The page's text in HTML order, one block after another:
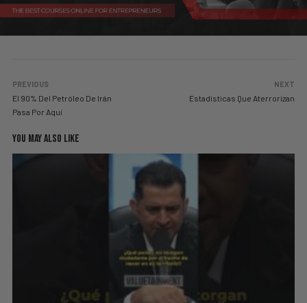
PREVIOUS
El 90% Del Petróleo De Irán
Pasa Por Aquí
NEXT
Estadísticas Que Aterrorizan
YOU MAY ALSO LIKE